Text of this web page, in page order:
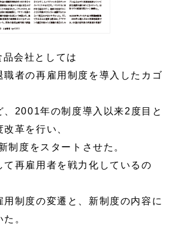
品会社としては
職者の再雇用制度を導入したカゴ
、2001年の制度導入以来2度目と
革を行い、
制度をスタートさせた。
て再雇用者を戦力化しているの
用制度の変遷と、新制度の内容に
。